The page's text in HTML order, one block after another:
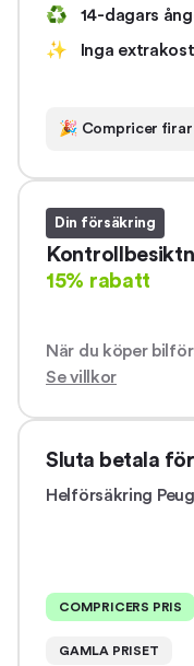
♻️
14-dagars
✨
Inga
🎉 Compricer firar
Din försäkring
15% rabatt
När du köper
Se villkor
Sluta betala
Helförsäkring
COMPRICERS PRIS
GAMLA PRISET